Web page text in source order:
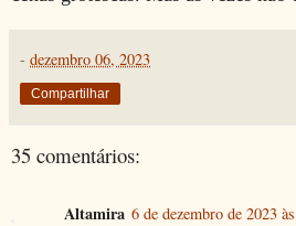
- dezembro 06, 2023
Compartilhar
35 comentários:
Altamira 6 de dezembro de 2023